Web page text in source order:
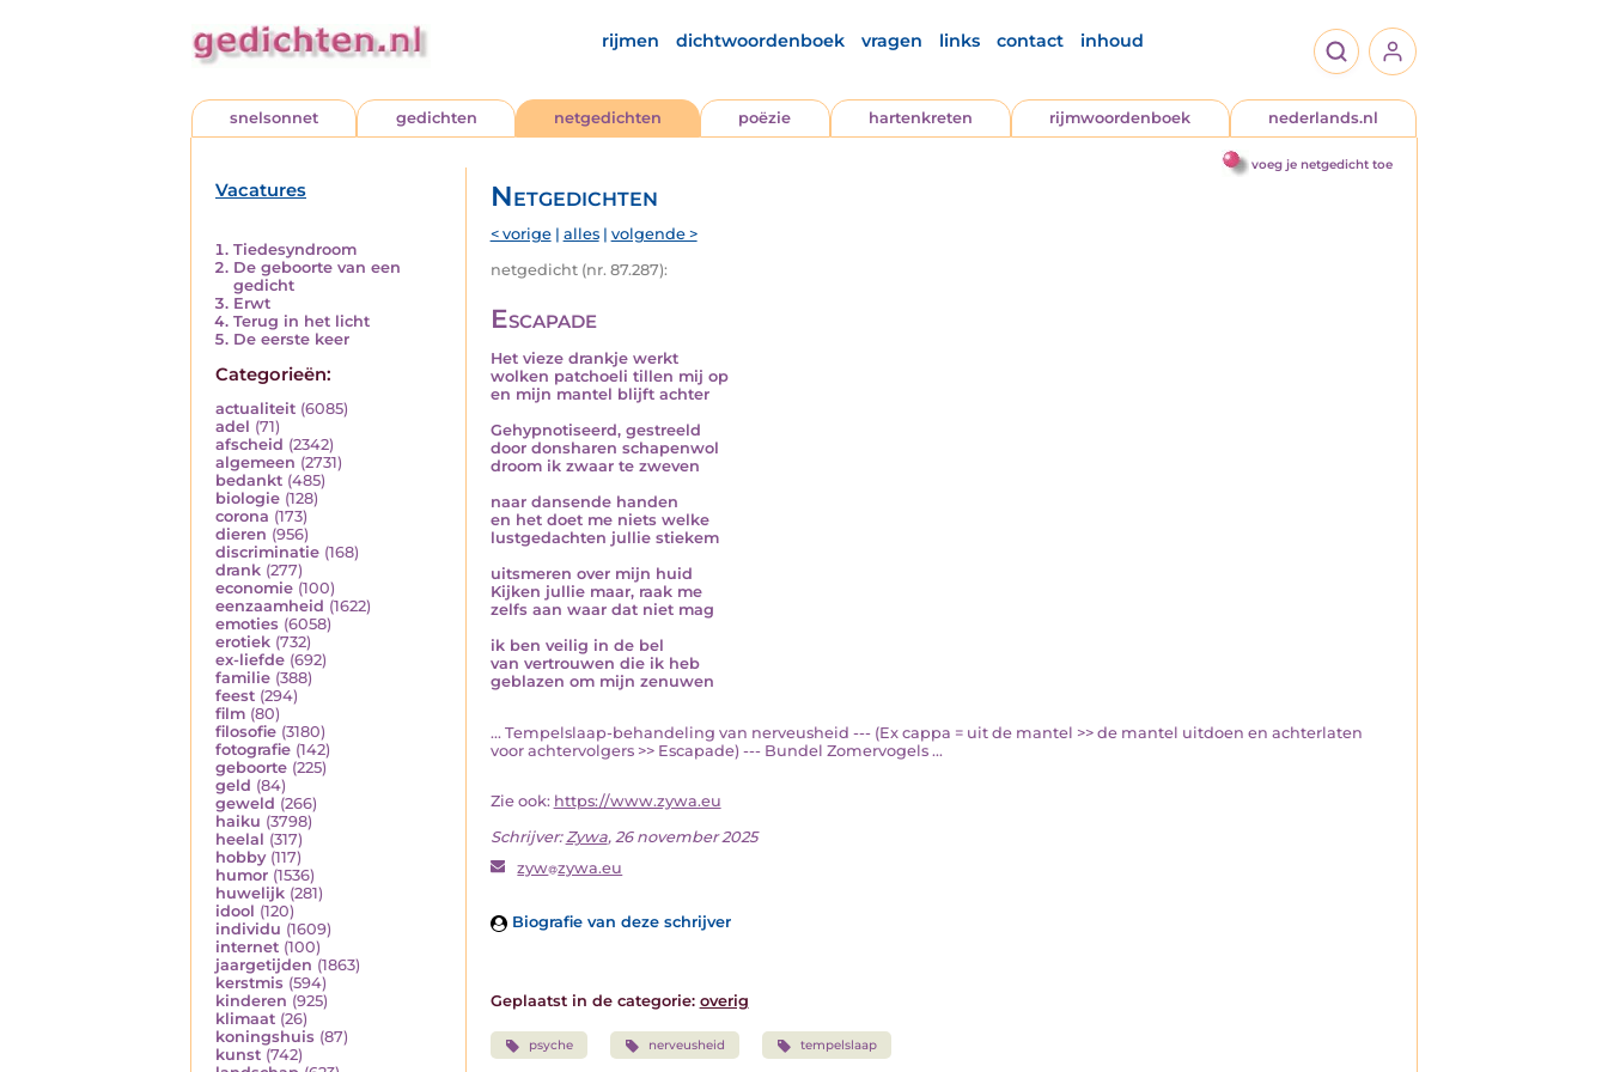
rijmen dichtwoordenboek vragen links contact inhoud
snelsonnet gedichten netgedichten poëzie hartenkreten rijmwoordenboek nederlands.nl
voeg je netgedicht toe
Vacatures
Tiedesyndroom
De geboorte van een
gedicht
Erwt
Terug in het licht
De eerste keer
Categorieën:
actualiteit (6085)
adel (71)
afscheid (2342)
algemeen (2731)
bedankt (485)
biologie (128)
corona (173)
dieren (956)
discriminatie (168)
drank (277)
economie (100)
eenzaamheid (1622)
emoties (6058)
erotiek (732)
ex-liefde (692)
familie (388)
feest (294)
film (80)
filosofie (3180)
fotografie (142)
geboorte (225)
geld (84)
geweld (266)
haiku (3798)
heelal (317)
hobby (117)
humor (1536)
huwelijk (281)
idool (120)
individu (1609)
internet (100)
jaargetijden (1863)
kerstmis (594)
kinderen (925)
klimaat (26)
koningshuis (87)
kunst (742)
Netgedichten
< vorige| alles| volgende >
netgedicht (nr. 87.287):
Escapade
Het vieze drankje werkt
wolken patchoeli tillen mij op
en mijn mantel blijft achter
Gehypnotiseerd, gestreeld
door donsharen schapenwol
droom ik zwaar te zweven
naar dansende handen
en het doet me niets welke
lustgedachten jullie stiekem
uitsmeren over mijn huid
Kijken jullie maar, raak me
zelfs aan waar dat niet mag
ik ben veilig in de bel
van vertrouwen die ik heb
geblazen om mijn zenuwen
... Tempelslaap-behandeling van nerveusheid --- (Ex cappa = uit de mantel >> de mantel uitdoen en achterlaten
voor achtervolgers >> Escapade) --- Bundel Zomervogels ...
Zie ook: https://www.zywa.eu
Schrijver:Zywa, 26 november 2025
zyw zywa.eu
Biografie van deze schrijver
Geplaatst in de categorie: overig
psyche nerveusheid tempelslaap